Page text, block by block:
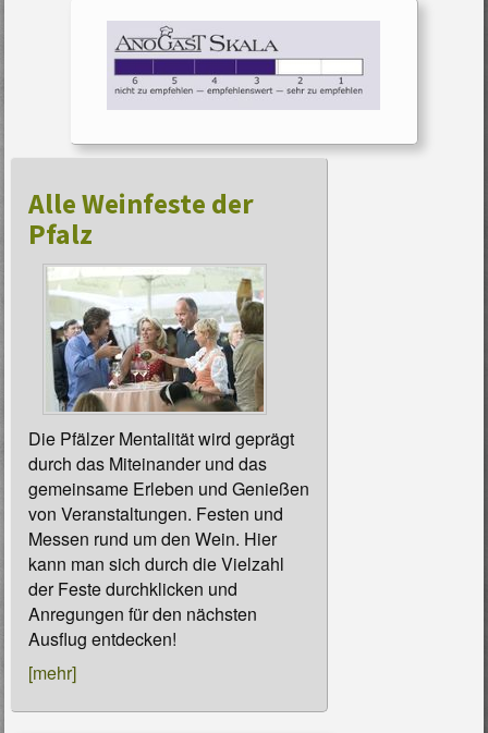
Alle Weinfeste der
Pfalz
Die Pfälzer Mentalität wird geprägt
durch das Miteinander und das
gemeinsame Erleben und Genießen
von Veranstaltungen. Festen und
Messen rund um den Wein. Hier
kann man sich durch die Vielzahl
der Feste durchklicken und
Anregungen für den nächsten
Ausflug entdecken!
[mehr]